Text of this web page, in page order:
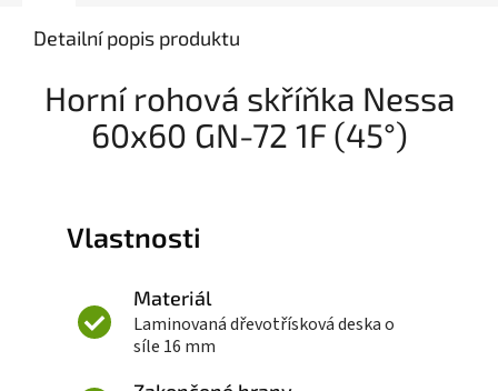
Detailní popis produktu
Horní rohová skříňka Nessa
60x60 GN-72 1F (45°)
Vlastnosti
Materiál
Laminovaná dřevotřísková deska o
síle 16 mm